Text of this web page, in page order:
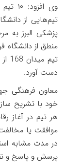
وی
تیم‌هایی از
پزشکی البرز به
منطق از
دست آورد.
معاون فرهنگی
خود با تشریح
هر تیم در آغاز
موافقت یا
در مدت مشابه
پرسش و پاسخ و